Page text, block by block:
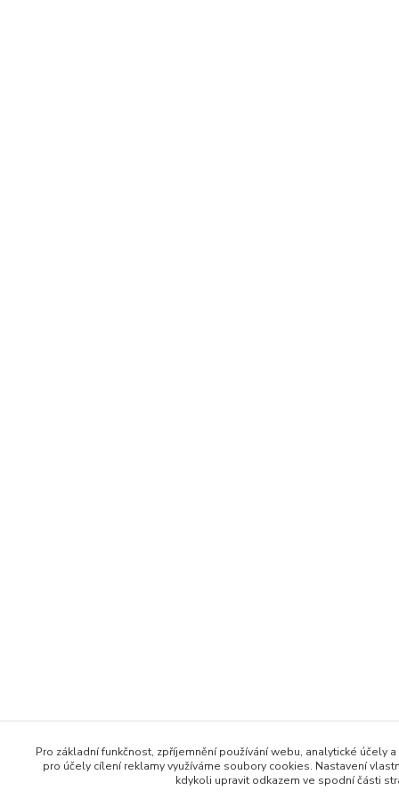
Pro základní funkčnost, zpříjemnění používání webu, analytické účely
pro účely cílení reklamy využíváme soubory cookies. Nastavení
kdykoli upravit odkazem ve spodní části